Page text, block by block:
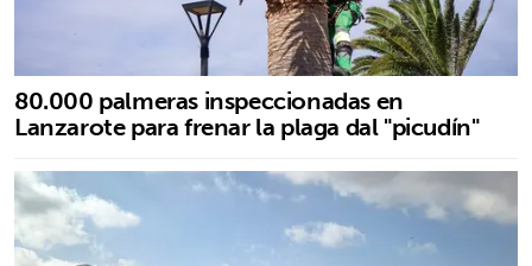
80.000 palmeras inspeccionadas en
Lanzarote para frenar la plaga dal "picudín"